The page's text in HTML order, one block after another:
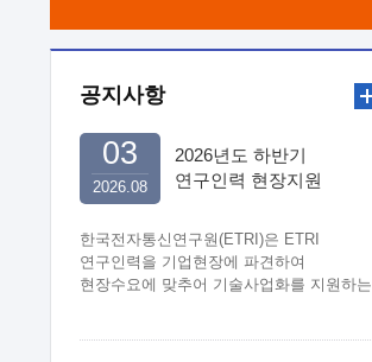
공지사항
2026년도 하반기
연구인력 현장지원
한국전자통신연구원(ETRI)은 ETRI
연구인력을 기업현장에 파견하여
현장수요에 맞추어 기술사업화를 지원하는
2026.08
03